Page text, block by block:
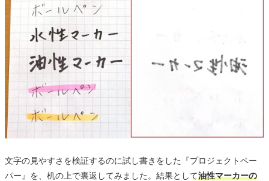
文字の見やすさを検証するのに試し書きをした『プロジェクトペー
パー』を、机の上で裏返してみました。結果として油性マーカーの